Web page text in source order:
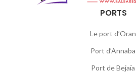
PORTS
Le port d’Oran
Port d’Annaba
Port de Bejaïa